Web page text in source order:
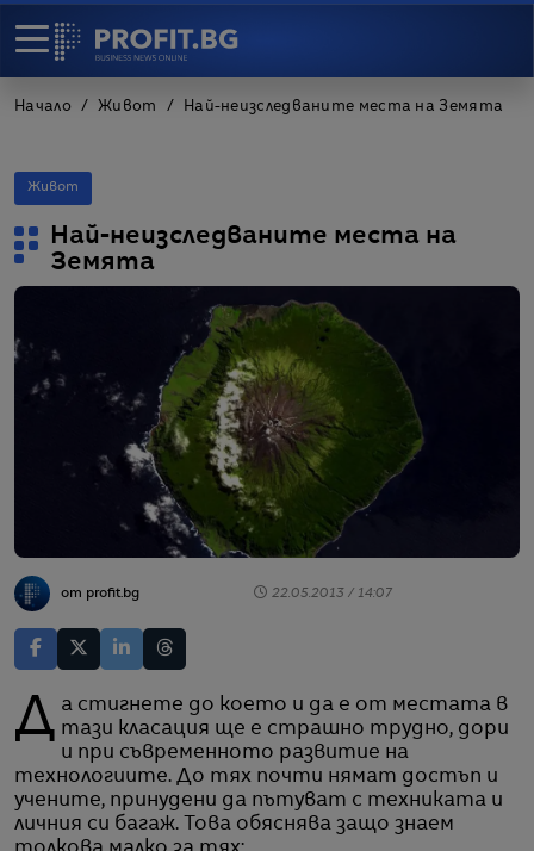
Начало Живот Най-неизследваните места на Земята
Живот
Най-неизследваните места на
Земята
от profit.bg 22.05.2013 / 14:07
Да стигнете до което и да е от местата в тази класация ще е страшно трудно, дори
и при съвременното развитие на
технологиите. До тях почти нямат достъп и
учените, принудени да пътуват с техниката и
личния си багаж. Това обяснява защо знаем